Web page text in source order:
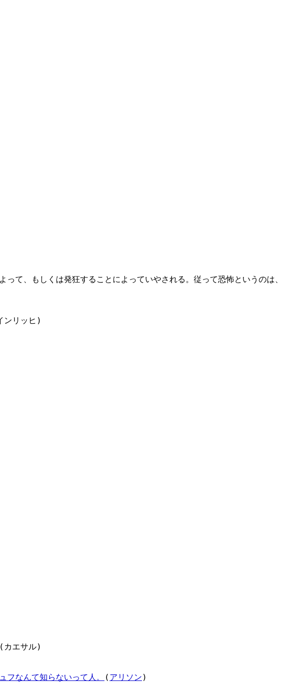
て、もしくは発狂することによっていやされる。従って恐怖というのは、
ンリッヒ)
カエサル)
なんて知らないって人。 ( アリソン )